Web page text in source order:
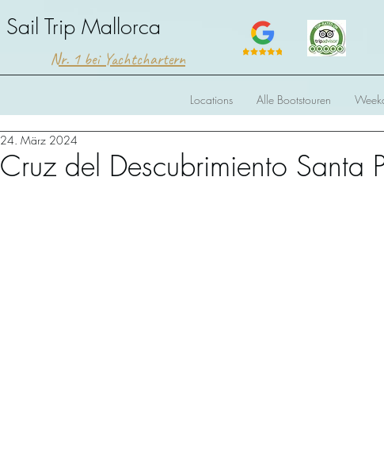
Sail Trip Mallorca
Nr. 1 bei Yachtchartern
Locations Alle Bootstouren
Cruz del Descubrimiento Santa
24. März 2024